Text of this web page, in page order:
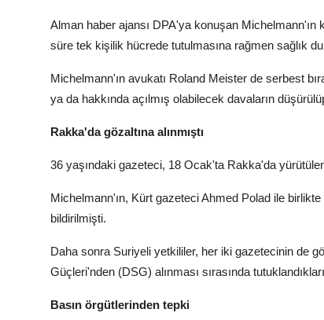
Alman haber ajansı DPA'ya konuşan Michelmann'ın
süre tek kişilik hücrede tutulmasına rağmen sağlık
Michelmann'ın avukatı Roland Meister de serbest
ya da hakkında açılmış olabilecek davaların
Rakka'da gözaltına alınmıştı
36 yaşındaki gazeteci, 18 Ocak'ta Rakka'da
Michelmann'ın, Kürt gazeteci Ahmed Polad ile birlikte
bildirilmişti.
Daha sonra Suriyeli yetkililer, her iki gazetecinin de
Güçleri'nden (DSG) alınması sırasında
Basın örgütlerinden tepki